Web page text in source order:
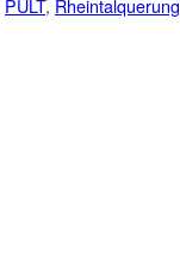
PULT, Rheintalquerung